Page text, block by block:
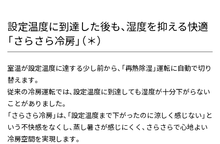
設定温度に到達した後も、湿度を抑える快適
「さらさら冷房」（＊）
室温が設定温度に達する少し前から、「再熱除湿」運転に自動で切り
替えます。
従来の冷房運転では、設定温度に到達しても湿度が十分下がらない
ことがありました。
「さらさら冷房」は、「設定温度まで下がったのに涼しく感じない」と
いう不快感をなくし、蒸し暑さが感じにくく、さらさらで心地よい
冷房空間を実現します。